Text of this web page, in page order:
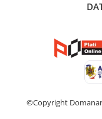
©Copyright